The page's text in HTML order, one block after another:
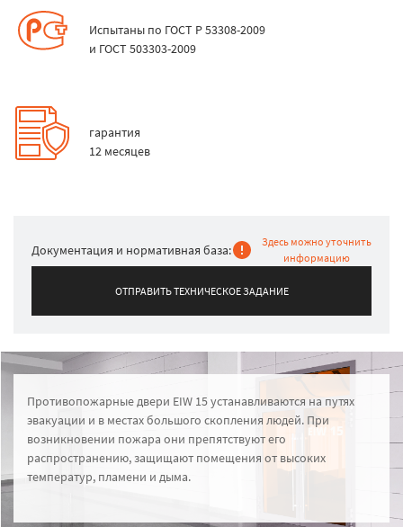
Испытаны по ГОСТ Р 53308-2009
и ГОСТ 503303-2009
гарантия
12 месяцев
Документация и нормативная база:
Здесь можно уточнить
информацию
ОТПРАВИТЬ ТЕХНИЧЕСКОЕ ЗАДАНИЕ
Противопожарные двери EIW 15 устанавливаются на путях
эвакуации и в местах большого скопления людей. При
возникновении пожара они препятствуют его
распространению, защищают помещения от высоких
температур, пламени и дыма.